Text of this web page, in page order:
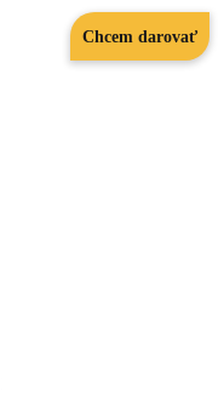
Chcem darovať